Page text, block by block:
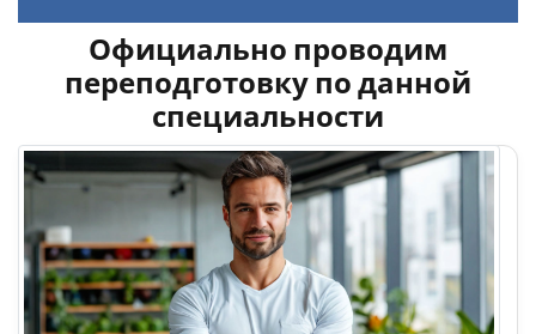
Официально проводим
переподготовку по данной
специальности